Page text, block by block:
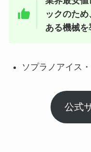
ックのた
ある機械を
ソプラノアイス
公式